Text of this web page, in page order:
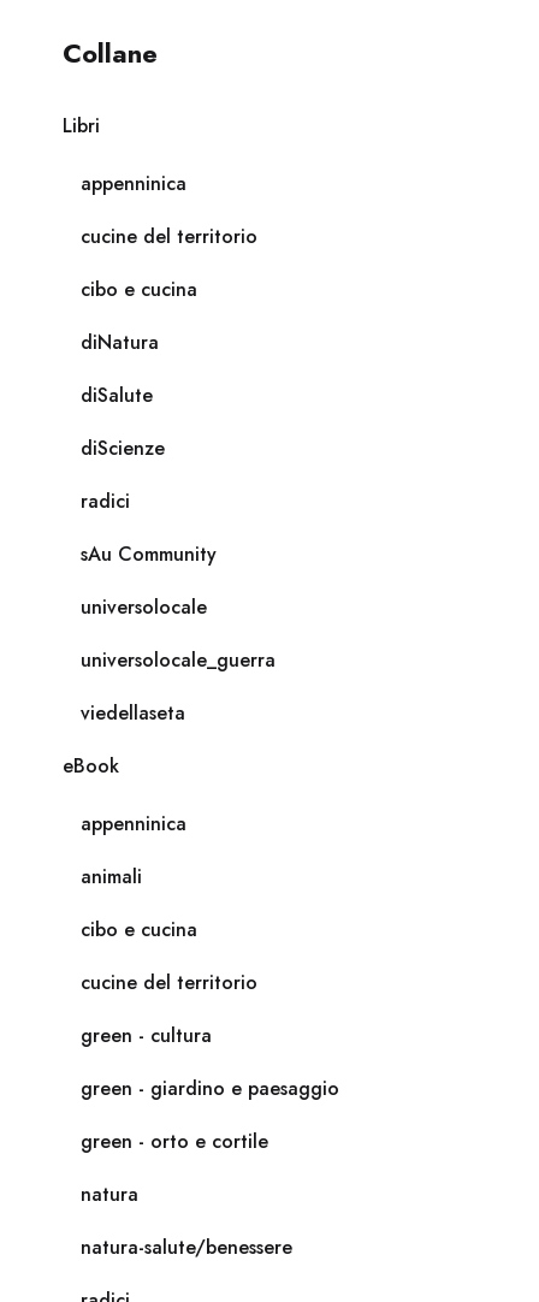
Collane
Libri
appenninica
cucine del territorio
cibo e cucina
diNatura
diSalute
diScienze
radici
sAu Community
universolocale
universolocale_guerra
viedellaseta
eBook
appenninica
animali
cibo e cucina
cucine del territorio
green - cultura
green - giardino e paesaggio
green - orto e cortile
natura
natura-salute/benessere